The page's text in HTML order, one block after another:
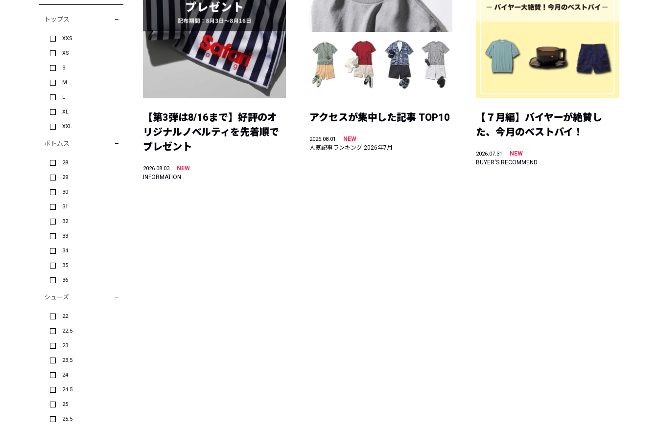
トップス
XXS
XS
S
M
L
XL
XXL
ボトムス
28
29
30
31
32
33
34
35
36
シューズ
22
22.5
23
23.5
24
24.5
25
25.5
【第3弾は8/16まで】好評のオ
リジナルノベルティを先着順で
プレゼント
2026.08.03
NEW
INFORMATION
アクセスが集中した記事 TOP10
2026.08.01
NEW
人気記事ランキング 2026年7月
【７月編】バイヤーが絶賛し
た、今月のベストバイ！
2026.07.31
NEW
BUYER'S RECOMMEND